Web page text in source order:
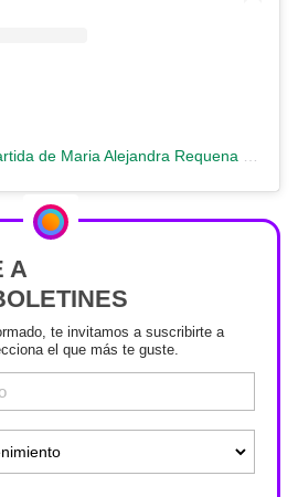
Una publicación compartida de Maria Alejandra Requena (@requenacnn)
A
te invitamos a suscribirte a
el que más te guste.